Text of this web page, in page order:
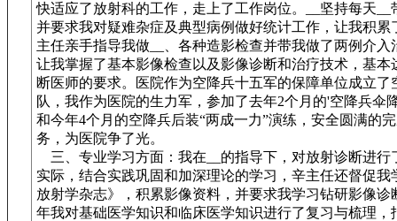
快适应了放射科的工作，走上了工作岗位。__坚持每天__
并要求我对疑难杂症及典型病例做好统计工作，让我积累
主任亲手指导我做__、各种造影检查并带我做了两例介入
让我掌握了基本影像检查以及影像诊断和治疗技术，基本
断医师的要求。医院作为空降兵十五军的保障单位成立了
队，我作为医院的生力军，参加了去年2个月的'空降兵伞
和今年4个月的空降兵后装“两成一力”演练，安全圆满的
务，为医院争了光。
三、专业学习方面：我在__的指导下，对放射诊断进行
实际，结合实践巩固和加深理论的学习，辛主任还督促我
放射学杂志》，积累影像资料，并要求我学习钻研影像诊
年我对基础医学知识和临床医学知识进行了复习与梳理，